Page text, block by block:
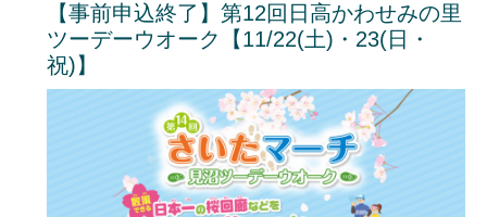
【事前申込終了】第12回日高かわせみの里
ツーデーウオーク【11/22(土)・23(日・
祝)】